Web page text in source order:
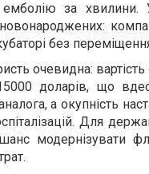
за хвилини.
без
очевидна:
доларів, що
а окупність
Для
модернізувати